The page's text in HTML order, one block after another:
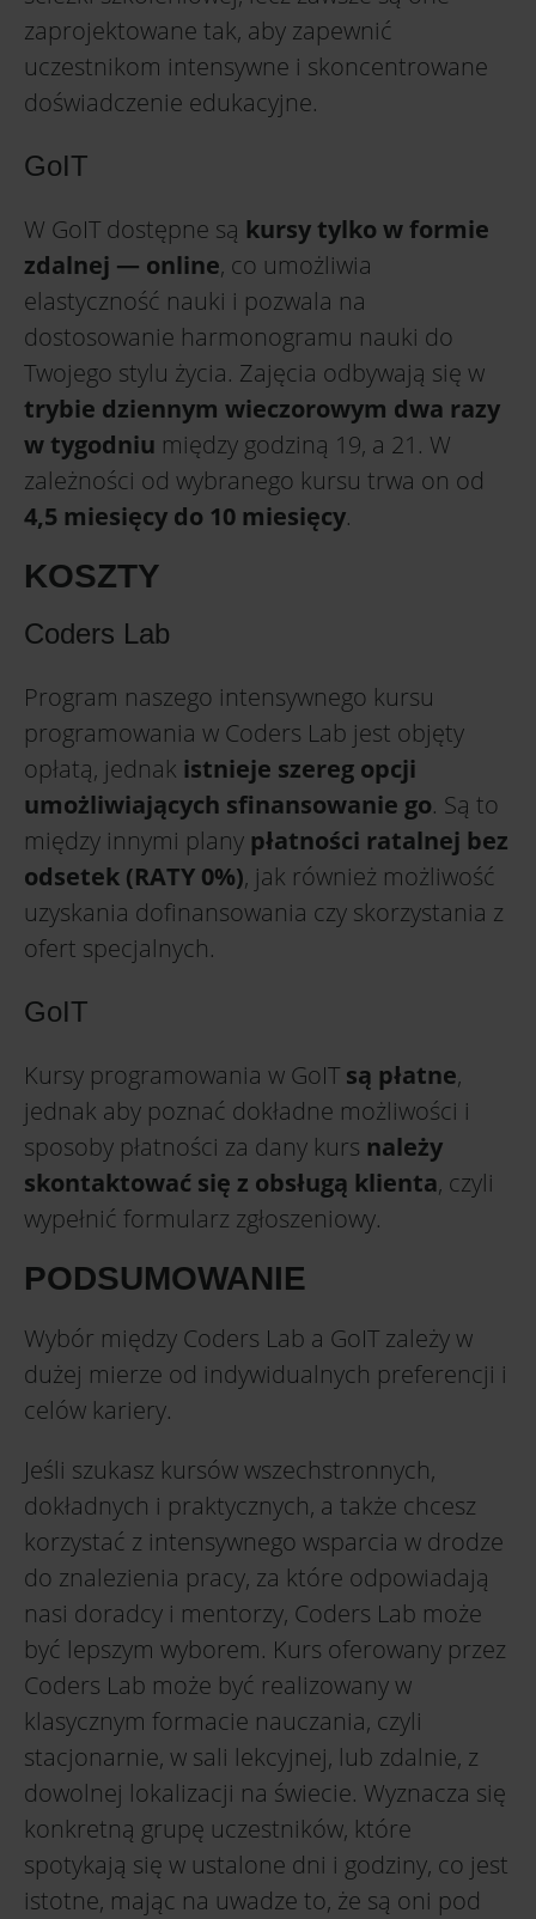
zaprojektowane tak, aby zapewnić
uczestnikom intensywne i skoncentrowane
doświadczenie edukacyjne.
GoIT
W GoIT dostępne są kursy tylko w formie
zdalnej — online, co umożliwia
elastyczność nauki i pozwala na
dostosowanie harmonogramu nauki do
Twojego stylu życia. Zajęcia odbywają się w
trybie dziennym wieczorowym dwa razy
w tygodniu między godziną 19, a 21. W
zależności od wybranego kursu trwa on od
4,5 miesięcy do 10 miesięcy.
KOSZTY
Coders Lab
Program naszego intensywnego kursu
programowania w Coders Lab jest objęty
opłatą, jednak istnieje szereg opcji
umożliwiających sfinansowanie go. Są to
między innymi plany płatności ratalnej bez
odsetek (RATY 0%), jak również możliwość
uzyskania dofinansowania czy skorzystania z
ofert specjalnych.
GoIT
Kursy programowania w GoIT są płatne,
jednak aby poznać dokładne możliwości i
sposoby płatności za dany kurs należy
skontaktować się z obsługą klienta, czyli
wypełnić formularz zgłoszeniowy.
PODSUMOWANIE
Wybór między Coders Lab a GoIT zależy w
dużej mierze od indywidualnych preferencji i
celów kariery.
Jeśli szukasz kursów wszechstronnych,
dokładnych i praktycznych, a także chcesz
korzystać z intensywnego wsparcia w drodze
do znalezienia pracy, za które odpowiadają
nasi doradcy i mentorzy, Coders Lab może
być lepszym wyborem. Kurs oferowany przez
Coders Lab może być realizowany w
klasycznym formacie nauczania, czyli
stacjonarnie, w sali lekcyjnej, lub zdalnie, z
dowolnej lokalizacji na świecie. Wyznacza się
konkretną grupę uczestników, które
spotykają się w ustalone dni i godziny, co jest
istotne, mając na uwadze to, że są oni pod